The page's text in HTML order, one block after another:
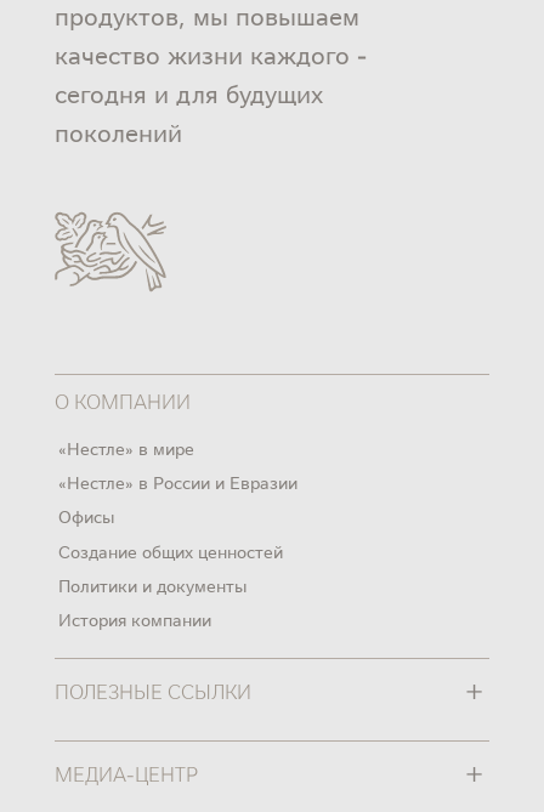
продуктов, мы повышаем
качество жизни каждого -
сегодня и для будущих
поколений
О КОМПАНИИ
«Нестле» в мире
«Нестле» в России и Евразии
Офисы
Создание общих ценностей
Политики и документы
История компании
ПОЛЕЗНЫЕ ССЫЛКИ +
МЕДИА-ЦЕНТР +